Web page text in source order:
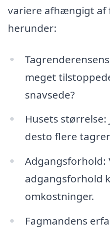
variere afhængigt af
herunder:
meget
snavsede?
Husets størrelse:
desto flere
Adgangsforhold:
adgangsforhold
omkostninger.
Fagmandens